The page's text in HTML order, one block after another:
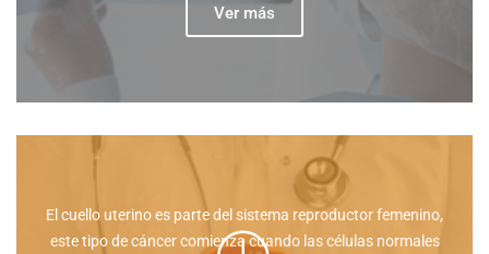
Ver más
El cuello uterino es parte del sistema reproductor femenino,
este tipo de cáncer comienza cuando las células normales